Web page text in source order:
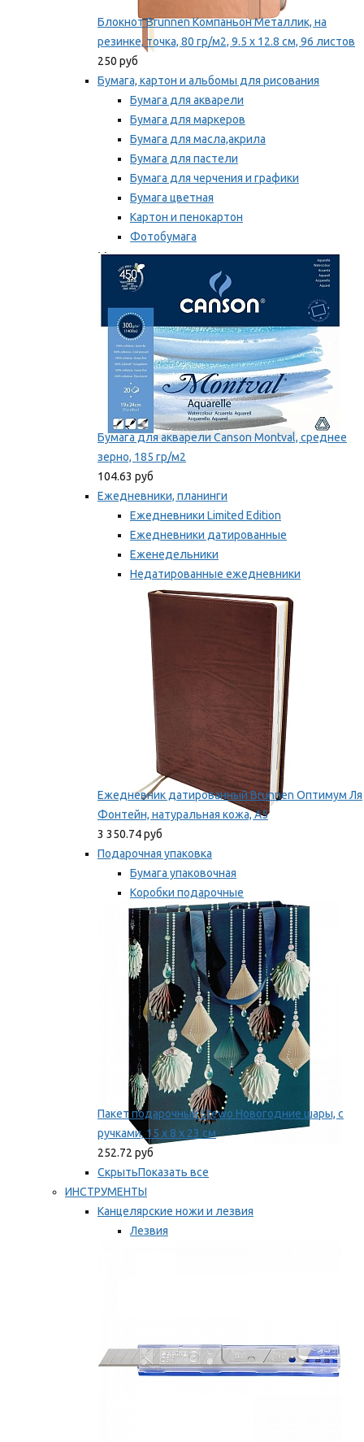
Блокнот Brunnen Компаньон Металлик, на
резинке, точка, 80 гр/м2, 9.5 х 12.8 см, 96 листов
250 руб
Бумага, картон и альбомы для рисования
Бумага для акварели
Бумага для маркеров
Бумага для масла,акрила
Бумага для пастели
Бумага для черчения и графики
Бумага цветная
Картон и пенокартон
Фотобумага
Мы рекомендуем
Бумага для акварели Canson Montval, среднее
зерно, 185 гр/м2
104.63 руб
Ежедневники, планинги
Ежедневники Limited Edition
Ежедневники датированные
Еженедельники
Недатированные ежедневники
Планинги
Мы рекомендуем
Ежедневник датированный Brunnen Оптимум Ля
Фонтейн, натуральная кожа, А5
3 350.74 руб
Подарочная упаковка
Бумага упаковочная
Коробки подарочные
Ленты, бобины
Мы рекомендуем
Пакет подарочный Stewo Новогодние шары, с
ручками, 15 х 8 х 23 см
252.72 руб
СкрытьПоказать все
ИНСТРУМЕНТЫ
Канцелярские ножи и лезвия
Лезвия